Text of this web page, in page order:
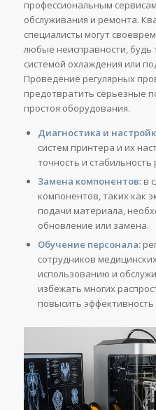
профессиональным
обслуживания и ремонта.
специалисты могут
любые неисправности, будь
системой охлаждения или
Проведение регулярных
предотвратить серьезные
простоя оборудования.
Диагностика и
систем принтера и их
точность и стабильность
Замена компонентов:в
компонентов, таких как
подачи материала,
обновление или замена.
Обучение персонала:
сотрудников
использованию и
избежать многих
повысить